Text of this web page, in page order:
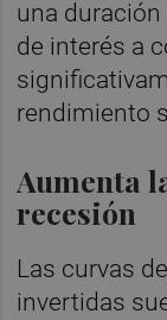
una
de interés a
rendimiento
Aumenta
recesión
Las curvas
invertidas